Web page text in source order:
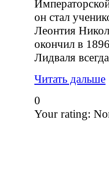
он стал
Леонтия
окончил в
Лидваля
Читать дальше
0
Your rating: